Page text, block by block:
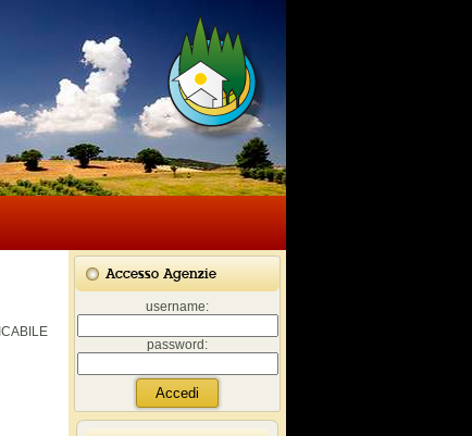
Accesso Agenzie
username:
password: